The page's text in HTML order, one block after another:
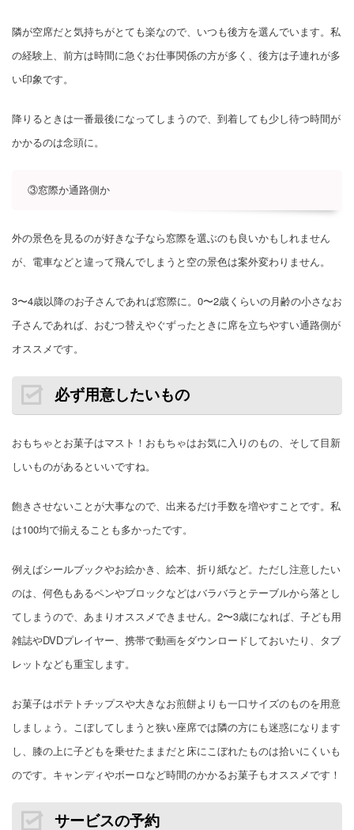
隣が空席だと気持ちがとても楽なので、いつも後方を選んでいます。私
の経験上、前方は時間に急ぐお仕事関係の方が多く、後方は子連れが多
い印象です。
降りるときは一番最後になってしまうので、到着しても少し待つ時間が
かかるのは念頭に。
③窓際か通路側か
外の景色を見るのが好きな子なら窓際を選ぶのも良いかもしれません
が、電車などと違って飛んでしまうと空の景色は案外変わりません。
3〜4歳以降のお子さんであれば窓際に。0〜2歳くらいの月齢の小さなお
子さんであれば、おむつ替えやぐずったときに席を立ちやすい通路側が
オススメです。
必ず用意したいもの
おもちゃとお菓子はマスト！おもちゃはお気に入りのもの、そして目新
しいものがあるといいですね。
飽きさせないことが大事なので、出来るだけ手数を増やすことです。私
は100均で揃えることも多かったです。
例えばシールブックやお絵かき、絵本、折り紙など。ただし注意したい
のは、何色もあるペンやブロックなどはバラバラとテーブルから落とし
てしまうので、あまりオススメできません。2〜3歳になれば、子ども用
雑誌やDVDプレイヤー、携帯で動画をダウンロードしておいたり、タブ
レットなども重宝します。
お菓子はポテトチップスや大きなお煎餅よりも一口サイズのものを用意
しましょう。こぼしてしまうと狭い座席では隣の方にも迷惑になります
し、膝の上に子どもを乗せたままだと床にこぼれたものは拾いにくいも
のです。キャンディやボーロなど時間のかかるお菓子もオススメです！
サービスの予約